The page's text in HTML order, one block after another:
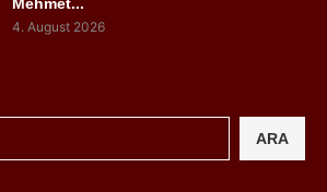
4. August 2026
ARA